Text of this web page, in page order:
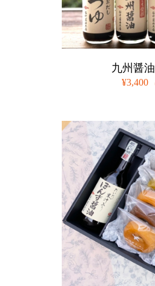
九州醤
¥3,400